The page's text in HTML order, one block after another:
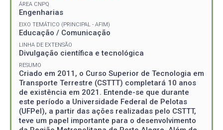
ÁREA CNPQ
Engenharias
EIXO TEMÁTICO (PRINCIPAL - AFIM)
Educação / Comunicação
LINHA DE EXTENSÃO
Divulgação científica e tecnológica
RESUMO
Criado em 2011, o Curso Superior de Tecnologia em
Transporte Terrestre (CSTTT) completará 10 anos
de existência em 2021. Entende-se que durante
este período a Universidade Federal de Pelotas
(UFPel), a partir das ações realizadas pelo CSTTT,
teve um papel importante para o desenvolvimento